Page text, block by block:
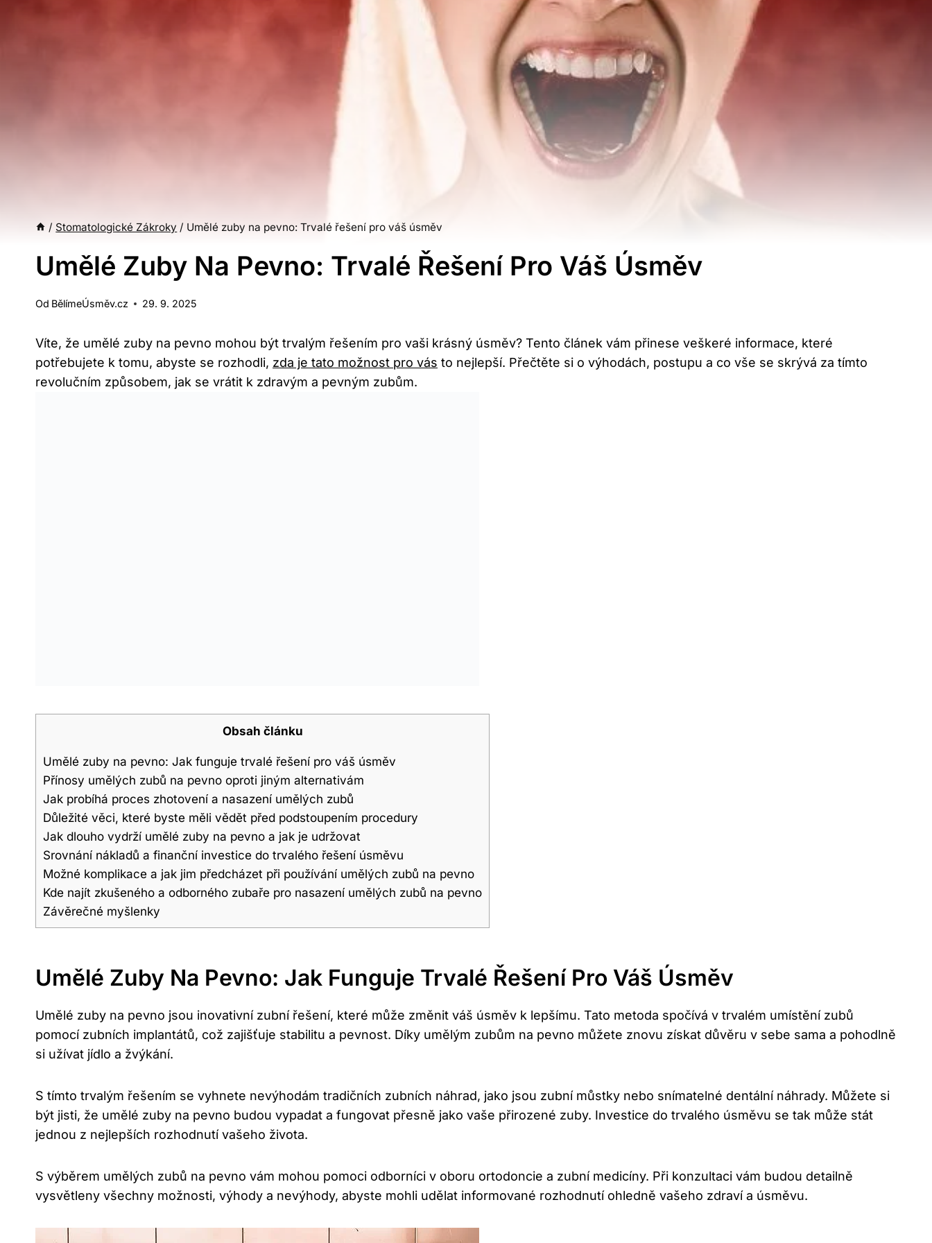
/ Stomatologické Zákroky / Umělé zuby na pevno: Trvalé řešení pro váš úsměv
Umělé Zuby Na Pevno: Trvalé Řešení Pro Váš Úsměv
Od BělímeÚsměv.cz 29. 9. 2025
Víte, že umělé zuby na pevno mohou být trvalým řešením pro vaši krásný úsměv? Tento článek vám přinese veškeré informace, které
potřebujete k tomu, abyste se rozhodli, zda je tato možnost pro vás to nejlepší. Přečtěte si o výhodách, postupu a co vše se skrývá za tímto
revolučním způsobem, jak se vrátit k zdravým a pevným zubům.
Obsah článku
Umělé zuby na pevno: Jak funguje trvalé řešení pro váš úsměv
Přínosy umělých zubů na pevno oproti jiným alternativám
Jak probíhá proces zhotovení a nasazení umělých zubů
Důležité věci, které byste měli vědět před podstoupením procedury
Jak dlouho vydrží umělé zuby na pevno a jak je udržovat
Srovnání nákladů a finanční investice do trvalého řešení úsměvu
Možné komplikace a jak jim předcházet při používání umělých zubů na pevno
Kde najít zkušeného a odborného zubaře pro nasazení umělých zubů na pevno
Závěrečné myšlenky
Umělé Zuby Na Pevno: Jak Funguje Trvalé Řešení Pro Váš Úsměv
Umělé zuby na pevno jsou inovativní zubní řešení, které může změnit váš úsměv k lepšímu. Tato metoda spočívá v trvalém umístění zubů
pomocí zubních implantátů, což zajišťuje stabilitu a pevnost. Díky umělým zubům na pevno můžete znovu získat důvěru v sebe sama a pohodlně
si užívat jídlo a žvýkání.
S tímto trvalým řešením se vyhnete nevýhodám tradičních zubních náhrad, jako jsou zubní můstky nebo snímatelné dentální náhrady. Můžete si
být jisti, že umělé zuby na pevno budou vypadat a fungovat přesně jako vaše přirozené zuby. Investice do trvalého úsměvu se tak může stát
jednou z nejlepších rozhodnutí vašeho života.
S výběrem umělých zubů na pevno vám mohou pomoci odborníci v oboru ortodoncie a zubní medicíny. Při konzultaci vám budou detailně
vysvětleny všechny možnosti, výhody a nevýhody, abyste mohli udělat informované rozhodnutí ohledně vašeho zdraví a úsměvu.